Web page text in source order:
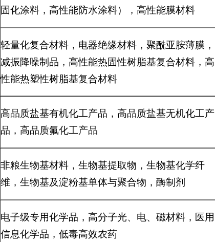
固化涂料，高性能防水涂料），高性能膜材料
轻量化复合材料，电器绝缘材料，聚酰亚胺薄膜，
减振降噪制品，高性能热固性树脂基复合材料，高
性能热塑性树脂基复合材料
高品质盐基有机化工产品，高品质盐基无机化工产
品，高品质氟化工产品
非粮生物基材料，生物基提取物，生物基化学纤
维，生物基及淀粉基单体与聚合物，酶制剂
电子级专用化学品，高分子光、电、磁材料，医用
信息化学品，低毒高效农药